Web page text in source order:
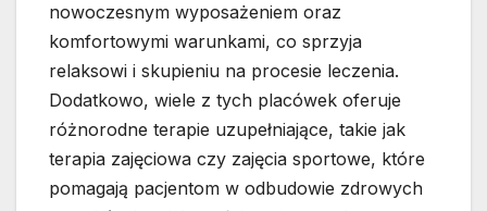
nowoczesnym wyposażeniem oraz
komfortowymi warunkami, co sprzyja
relaksowi i skupieniu na procesie leczenia.
Dodatkowo, wiele z tych placówek oferuje
różnorodne terapie uzupełniające, takie jak
terapia zajęciowa czy zajęcia sportowe, które
pomagają pacjentom w odbudowie zdrowych